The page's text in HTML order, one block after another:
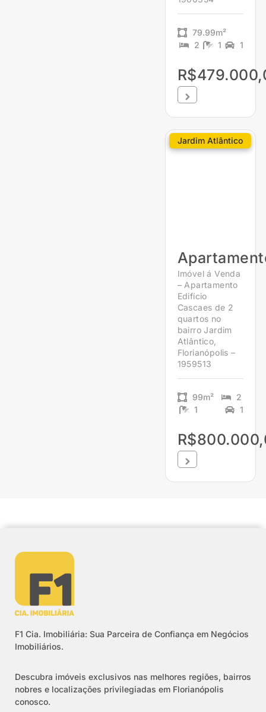
79.99m²
2
1 1
Jardim Atlântico
Imóvel á Venda
– Apartamento
Edifício
Cascaes de 2
quartos no
bairro Jardim
Atlântico,
Florianópolis –
1959513
99m²
2
1
1
F1 Cia. Imobiliária: Sua Parceira de Confiança em Negócios
Imobiliários.
Descubra imóveis exclusivos nas melhores regiões, bairros
nobres e localizações privilegiadas em Florianópolis
conosco.